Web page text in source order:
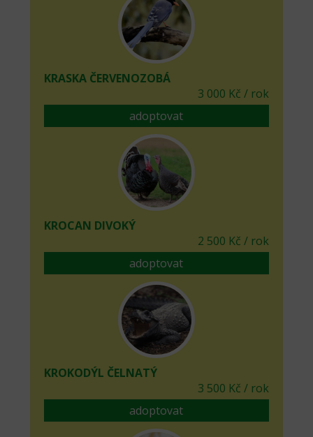
KRASKA ČERVENOZOBÁ
3 000 Kč / rok
adoptovat
KROCAN DIVOKÝ
2 500 Kč / rok
adoptovat
KROKODÝL ČELNATÝ
3 500 Kč / rok
adoptovat